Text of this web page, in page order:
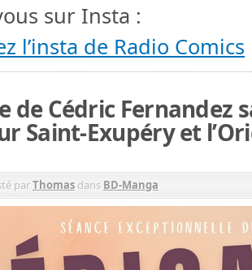
sur Insta :
l’insta de Radio Comics
de Cédric Fernandez
Saint-Exupéry et
parThomas dans BD-Manga